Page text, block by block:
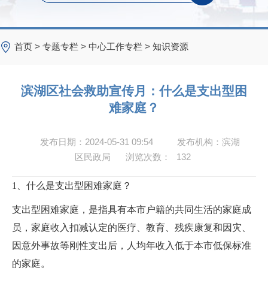
首页 > 专题专栏 > 中心工作专栏 > 知识资源
滨湖区社会救助宣传月：什么是支出型困
难家庭？
发布日期：2024-05-31 09:54
发布机构：滨湖
区民政局
浏览次数： 132
1 、什么是支出型困难家庭？
支出型困难家庭，是指具有本市户籍的共同生活的家庭成
员，家庭收入扣减认定的医疗、教育、残疾康复和因灾、
因意外事故等刚性支出后，人均年收入低于本市低保标准
的家庭。